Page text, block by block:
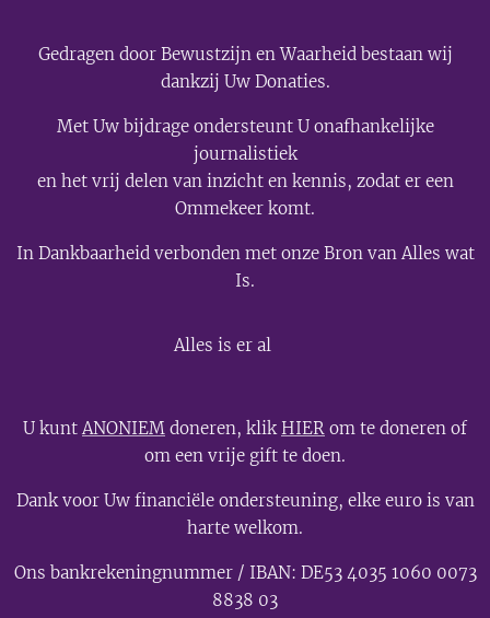
Gedragen door Bewustzijn en Waarheid bestaan wij
dankzij Uw Donaties.
Met Uw bijdrage ondersteunt U onafhankelijke
journalistiek
en het vrij delen van inzicht en kennis, zodat er een
Ommekeer komt.
In Dankbaarheid verbonden met onze Bron van Alles wat
Is.
Alles is er al
U kuntANONIEM doneren, klikHIER om te doneren of
om een vrije gift te doen.
Dank voor Uw financiële ondersteuning, elke euro is van
harte welkom.
Ons bankrekeningnummer / IBAN: DE53 4035 1060 0073
8838 03